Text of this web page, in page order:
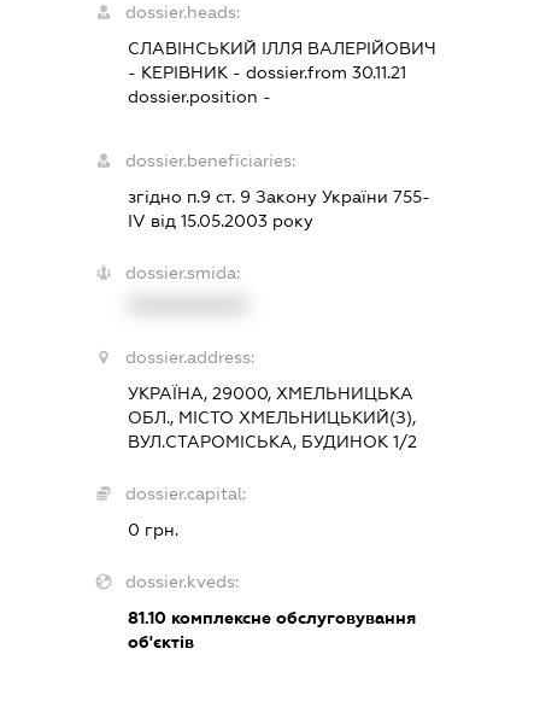
dossier.heads:
СЛАВІНСЬКИЙ ІЛЛЯ ВАЛЕРІЙОВИЧ
- КЕРІВНИК - dossier.from 30.11.21
dossier.position -
dossier.beneficiaries:
згідно п.9 ст. 9 Закону України 755-
ІV від 15.05.2003 року
dossier.smida:
dossier.address:
УКРАЇНА, 29000, ХМЕЛЬНИЦЬКА
ОБЛ., МІСТО ХМЕЛЬНИЦЬКИЙ(З),
ВУЛ.СТАРОМІСЬКА, БУДИНОК 1/2
dossier.capital:
0 грн.
dossier.kveds:
81.10 комплексне обслуговування
об'єктів